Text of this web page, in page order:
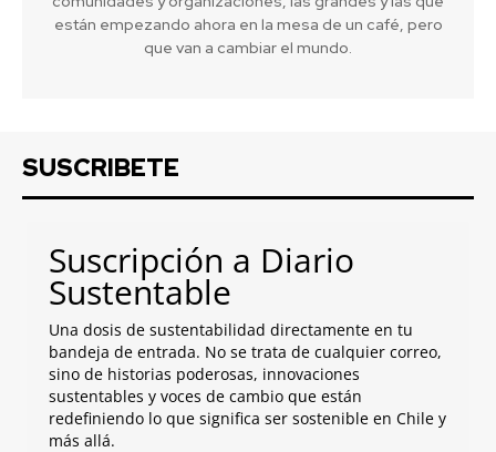
están empezando ahora en la mesa de un café, pero
que van a cambiar el mundo.
SUSCRIBETE
Suscripción a Diario
Sustentable
Una dosis de sustentabilidad directamente en tu
bandeja de entrada. No se trata de cualquier correo,
sino de historias poderosas, innovaciones
sustentables y voces de cambio que están
redefiniendo lo que significa ser sostenible en Chile y
más allá.